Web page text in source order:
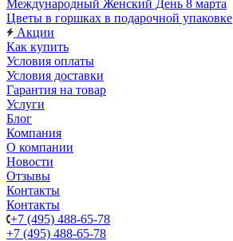
Международный Женский День 8 марта
Цветы в горшках в подарочной упаковке
Акции
Как купить
Условия оплаты
Условия доставки
Гарантия на товар
Услуги
Блог
Компания
О компании
Новости
Отзывы
Контакты
Контакты
+7 (495) 488-65-78
+7 (495) 488-65-78